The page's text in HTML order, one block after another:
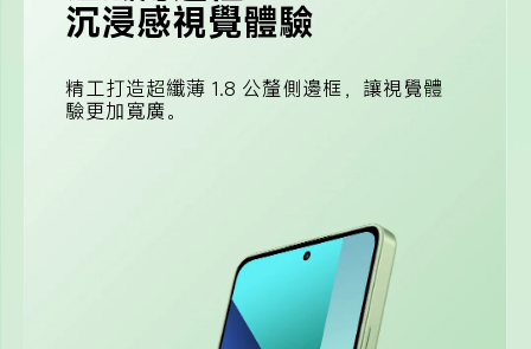
沉浸感視覺體驗
精工打造超纖薄 1.8 公釐側邊框，讓視覺體
驗更加寬廣。